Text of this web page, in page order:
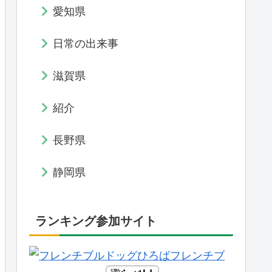
愛知県
日常の出来事
滋賀県
紹介
長野県
静岡県
ランキング参加サイト
フレンチブ